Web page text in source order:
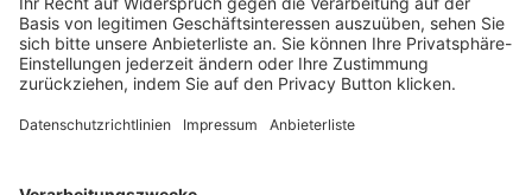
Login SpielPlus
FOLGE DEM BFV